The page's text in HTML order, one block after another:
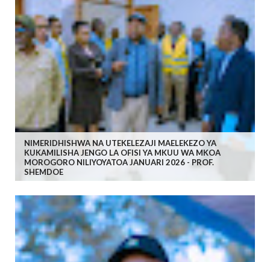
NIMERIDHISHWA NA UTEKELEZAJI MAELEKEZO YA
KUKAMILISHA JENGO LA OFISI YA MKUU WA MKOA
MOROGORO NILIYOYATOA JANUARI 2026 - PROF.
SHEMDOE